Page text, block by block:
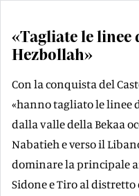
«Tagliate le
Hezbollah»
Con la conquista del
«hanno tagliato le
dalla valle della Bekaa
Nabatieh e verso il
dominare la principale
Sidone e Tiro al